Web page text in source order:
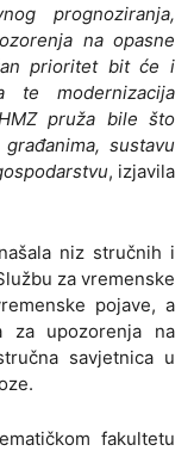
prognoziranja,
na opasne
prioritet bit će i
te modernizacija
pruža bile što
sustavu
, izjavila
niz stručnih i
za vremenske
pojave, a
za upozorenja na
savjetnica u
fakultetu